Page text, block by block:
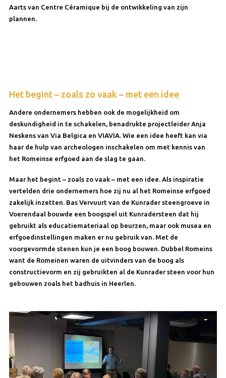
Aarts van Centre Céramique bij de ontwikkeling van zijn
plannen.
Het begint – zoals zo vaak – met een idee
Andere ondernemers hebben ook de mogelijkheid om
deskundigheid in te schakelen, benadrukte projectleider Anja
Neskens van Via Belgica en VIAVIA. Wie een idee heeft kan via
haar de hulp van archeologen inschakelen om met kennis van
het Romeinse erfgoed aan de slag te gaan.
Maar het begint – zoals zo vaak – met een idee. Als inspiratie
vertelden drie ondernemers hoe zij nu al het Romeinse erfgoed
zakelijk inzetten. Bas Vervuurt van de Kunrader steengroeve in
Voerendaal bouwde een boogspel uit Kunradersteen dat hij
gebruikt als educatiemateriaal op beurzen, maar ook musea en
erfgoedinstellingen maken er nu gebruik van. Met de
voorgevormde stenen kun je een boog bouwen. Dubbel Romeins
want de Romeinen waren de uitvinders van de boog als
constructievorm en zij gebruikten al de Kunrader steen voor hun
gebouwen zoals het badhuis in Heerlen.